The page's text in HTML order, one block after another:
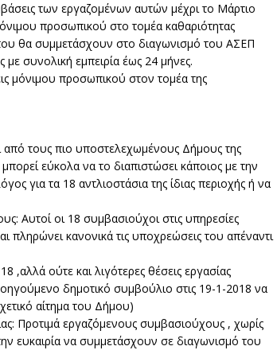
των εργαζομένων αυτών μέχρι το Μάρτιο
προσωπικού στο τομέα καθαριότητας
θα συμμετάσχουν στο διαγωνισμό του ΑΣΕΠ
συνολική εμπειρία έως 24 μήνες.
μόνιμου προσωπικού στον τομέα της
από τους πιο υποστελεχωμένους Δήμους της
εύκολα να το διαπιστώσει κάποιος με την
για τα 18 αντλιοστάσια της ίδιας περιοχής ή να
Αυτοί οι 18 συμβασιούχοι στις υπηρεσίες
πληρώνει κανονικά τις υποχρεώσεις του απέναντι
,αλλά ούτε και λιγότερες θέσεις εργασίας
δημοτικό συμβούλιο στις 19-1-2018 να
αίτημα του Δήμου)
Προτιμά εργαζόμενους συμβασιούχους , χωρίς
ευκαιρία να συμμετάσχουν σε διαγωνισμό του